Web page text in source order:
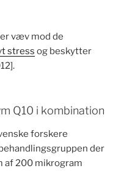
væv mod de
stress og beskytter
Q10 i kombination
forskere
der
af 200 mikrogram